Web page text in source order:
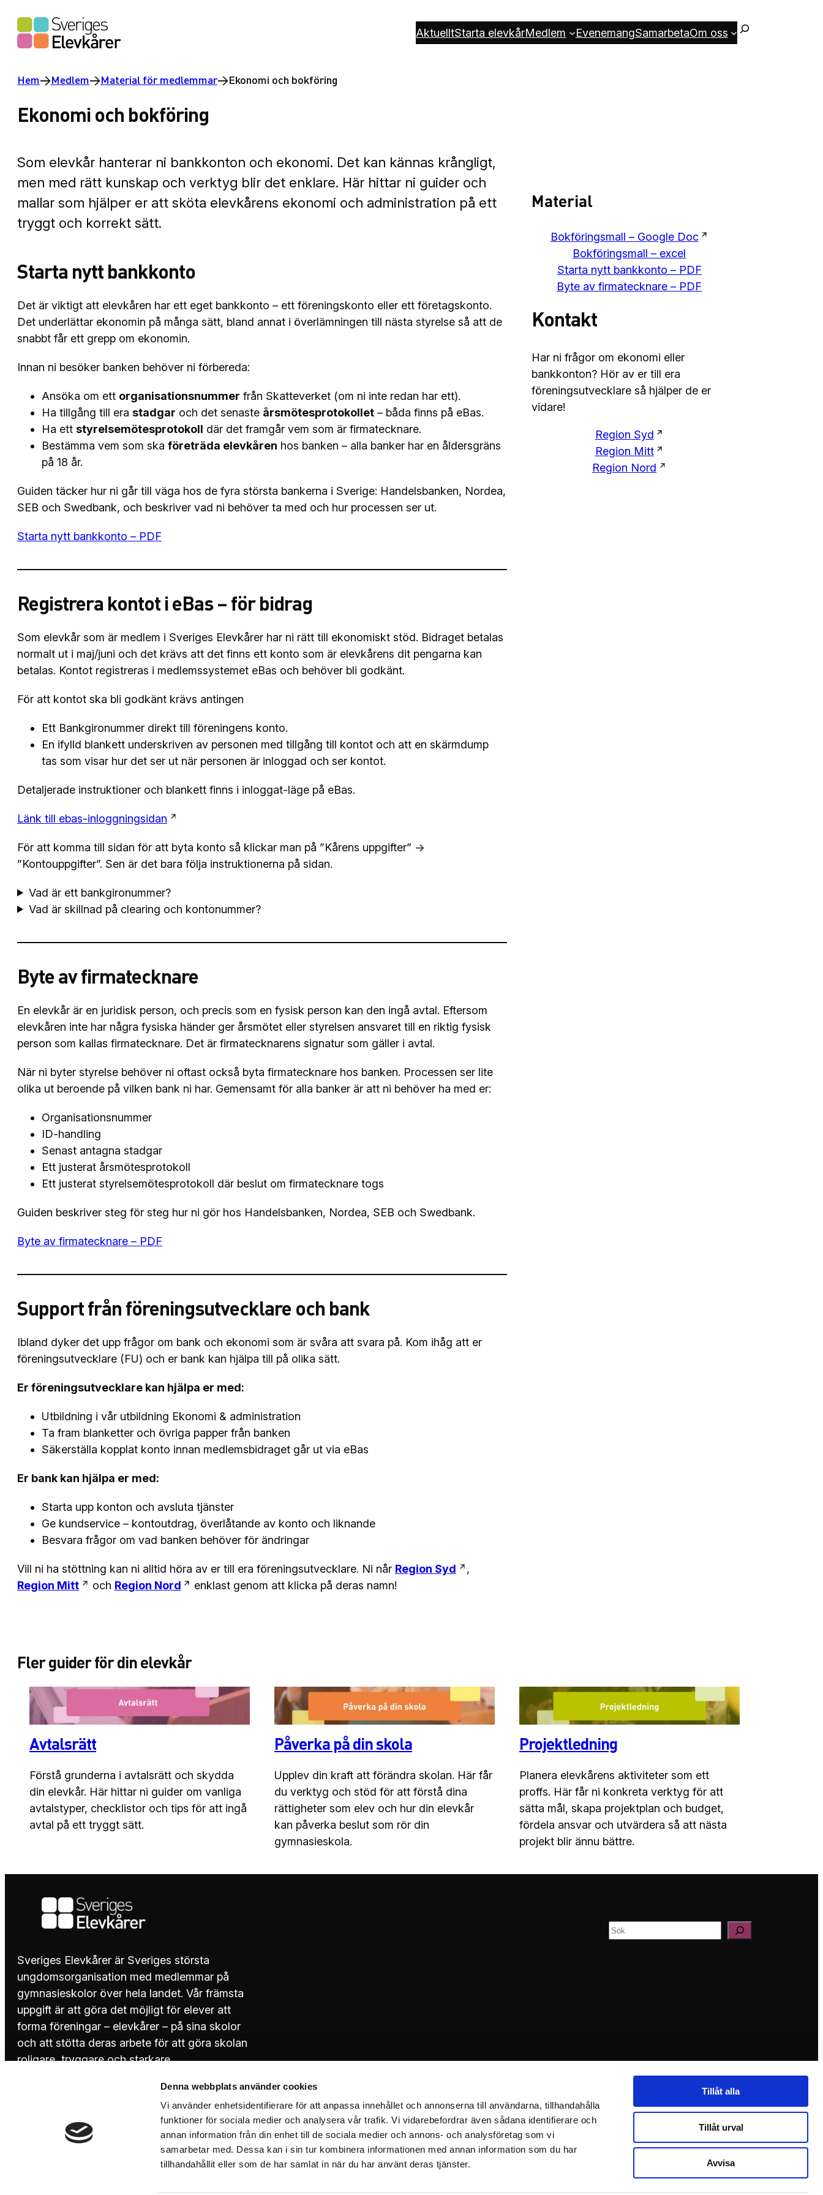
Denna webbplats använder cookies
Vi använder enhetsidentifierare för att anpassa innehållet och annonserna till användarna, tillhandahålla
funktioner för sociala medier och analysera vår trafik. Vi vidarebefordrar även sådana identifierare och
annan information från din enhet till de sociala medier och annons- och analysföretag som vi
samarbetar med. Dessa kan i sin tur kombinera informationen med annan information som du har
tillhandahållit eller som de har samlat in när du har använt deras tjänster.
Tillåt alla
Tillåt urval
Avvisa
innehåll
AktuelltStarta elevkårMedlem EvenemangSamarbetaOm oss
Hem→Medlem→Material för medlemmar→Ekonomi och bokföring
Ekonomi och bokföring
Som elevkår hanterar ni bankkonton och ekonomi. Det kan kännas krångligt,
men med rätt kunskap och verktyg blir det enklare. Här hittar ni guider och
mallar som hjälper er att sköta elevkårens ekonomi och administration på ett
tryggt och korrekt sätt.
Starta nytt bankkonto
Det är viktigt att elevkåren har ett eget bankkonto – ett föreningskonto eller ett företagskonto.
Det underlättar ekonomin på många sätt, bland annat i överlämningen till nästa styrelse så att de
snabbt får ett grepp om ekonomin.
Innan ni besöker banken behöver ni förbereda:
Ansöka om ett organisationsnummer från Skatteverket (om ni inte redan har ett).
Ha tillgång till era stadgar och det senaste årsmötesprotokollet – båda finns på eBas.
Ha ett styrelsemötesprotokoll där det framgår vem som är firmatecknare.
Bestämma vem som ska företräda elevkåren hos banken – alla banker har en åldersgräns
på 18 år.
Guiden täcker hur ni går till väga hos de fyra största bankerna i Sverige: Handelsbanken, Nordea,
SEB och Swedbank, och beskriver vad ni behöver ta med och hur processen ser ut.
Starta nytt bankkonto – PDF
Registrera kontot i eBas – för bidrag
Som elevkår som är medlem i Sveriges Elevkårer har ni rätt till ekonomiskt stöd. Bidraget betalas
normalt ut i maj/juni och det krävs att det finns ett konto som är elevkårens dit pengarna kan
betalas. Kontot registreras i medlemssystemet eBas och behöver bli godkänt.
För att kontot ska bli godkänt krävs antingen
Ett Bankgironummer direkt till föreningens konto.
En ifylld blankett underskriven av personen med tillgång till kontot och att en skärmdump
tas som visar hur det ser ut när personen är inloggad och ser kontot.
Detaljerade instruktioner och blankett finns i inloggat-läge på eBas.
Länk till ebas-inloggningsidan
För att komma till sidan för att byta konto så klickar man på ”Kårens uppgifter” ->
”Kontouppgifter”. Sen är det bara följa instruktionerna på sidan.
Vad är ett bankgironummer?
Vad är skillnad på clearing och kontonummer?
Byte av firmatecknare
En elevkår är en juridisk person, och precis som en fysisk person kan den ingå avtal. Eftersom
elevkåren inte har några fysiska händer ger årsmötet eller styrelsen ansvaret till en riktig fysisk
person som kallas firmatecknare. Det är firmatecknarens signatur som gäller i avtal.
När ni byter styrelse behöver ni oftast också byta firmatecknare hos banken. Processen ser lite
olika ut beroende på vilken bank ni har. Gemensamt för alla banker är att ni behöver ha med er:
Organisationsnummer
ID-handling
Senast antagna stadgar
Ett justerat årsmötesprotokoll
Ett justerat styrelsemötesprotokoll där beslut om firmatecknare togs
Guiden beskriver steg för steg hur ni gör hos Handelsbanken, Nordea, SEB och Swedbank.
Byte av firmatecknare – PDF
Support från föreningsutvecklare och bank
Ibland dyker det upp frågor om bank och ekonomi som är svåra att svara på. Kom ihåg att er
föreningsutvecklare (FU) och er bank kan hjälpa till på olika sätt.
Er föreningsutvecklare kan hjälpa er med:
Utbildning i vår utbildning Ekonomi & administration
Ta fram blanketter och övriga papper från banken
Säkerställa kopplat konto innan medlemsbidraget går ut via eBas
Er bank kan hjälpa er med:
Starta upp konton och avsluta tjänster
Ge kundservice – kontoutdrag, överlåtande av konto och liknande
Besvara frågor om vad banken behöver för ändringar
Vill ni ha stöttning kan ni alltid höra av er till era föreningsutvecklare. Ni når Region Syd
,
Region Mitt
och Region Nord enklast genom att klicka på deras namn!
Material
Bokföringsmall – Google Doc
Bokföringsmall – excel
Starta nytt bankkonto – PDF
Byte av firmatecknare – PDF
Kontakt
Har ni frågor om ekonomi eller
bankkonton? Hör av er till era
föreningsutvecklare så hjälper de er
vidare!
Region Syd
Region Mitt
Region Nord
Fler guider för din elevkår
Avtalsrätt
Förstå grunderna i avtalsrätt och skydda
din elevkår. Här hittar ni guider om vanliga
avtalstyper, checklistor och tips för att ingå
avtal på ett tryggt sätt.
Påverka på din skola
Upplev din kraft att förändra skolan. Här får
du verktyg och stöd för att förstå dina
rättigheter som elev och hur din elevkår
kan påverka beslut som rör din
gymnasieskola.
Projektledning
Planera elevkårens aktiviteter som ett
proffs. Här får ni konkreta verktyg för att
sätta mål, skapa projektplan och budget,
fördela ansvar och utvärdera så att nästa
projekt blir ännu bättre.
Sök
Sveriges Elevkårer är Sveriges största
ungdomsorganisation med medlemmar på
gymnasieskolor över hela landet. Vår främsta
uppgift är att göra det möjligt för elever att
forma föreningar – elevkårer – på sina skolor
och att stötta deras arbete för att göra skolan
roligare, tryggare och starkare.
info@sverigeselevkarer.se